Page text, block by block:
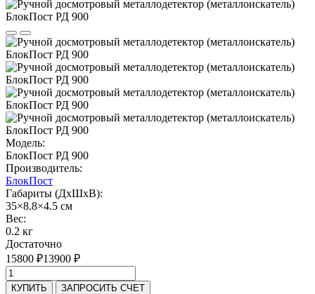
Модель:
БлокПост РД 900
Производитель:
БлокПост
Габариты (ДхШхВ):
35×8.8×4.5 см
Вес:
0.2 кг
Достаточно
15800 ₽13900 ₽
КУПИТЬ ЗАПРОСИТЬ СЧЕТ